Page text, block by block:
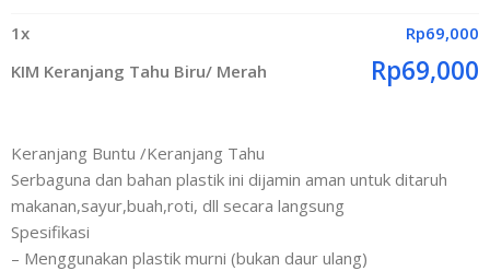
1x Rp69,000
KIM Keranjang Tahu Biru/ Merah
Rp69,000
Keranjang Buntu /Keranjang Tahu
Serbaguna dan bahan plastik ini dijamin aman untuk ditaruh
makanan,sayur,buah,roti, dll secara langsung
Spesifikasi
– Menggunakan plastik murni (bukan daur ulang)